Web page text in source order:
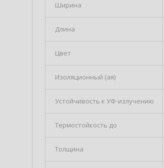
Ширина
Длина
Цвет
Изоляционный (ая)
Устойчивость к УФ-излучению
Термостойкость до
Толщина